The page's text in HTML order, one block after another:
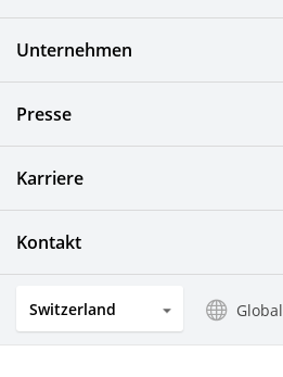
Optische Komponenten
Photovoltaiksysteme
Küchenprodukte
Unternehmen
Presse
Karriere
Kontakt
Switzerland Global